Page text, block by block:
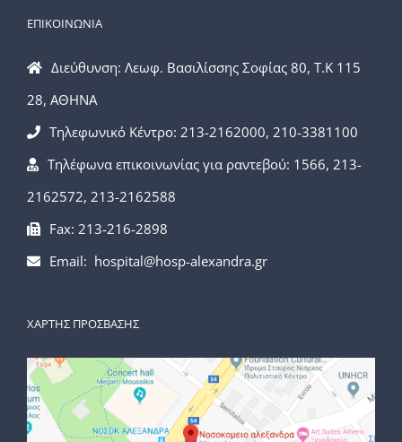
ΕΠΙΚΟΙΝΩΝΙΑ
Διεύθυνση: Λεωφ. Βασιλίσσης Σοφίας 80, Τ.Κ 115
28, ΑΘΗΝΑ
Τηλεφωνικό Κέντρο: 213-2162000, 210-3381100
Τηλέφωνα επικοινωνίας για ραντεβού: 1566, 213-
2162572, 213-2162588
Fax: 213-216-2898
Email: hospital@hosp-alexandra.gr
ΧΑΡΤΗΣ ΠΡΟΣΒΑΣΗΣ